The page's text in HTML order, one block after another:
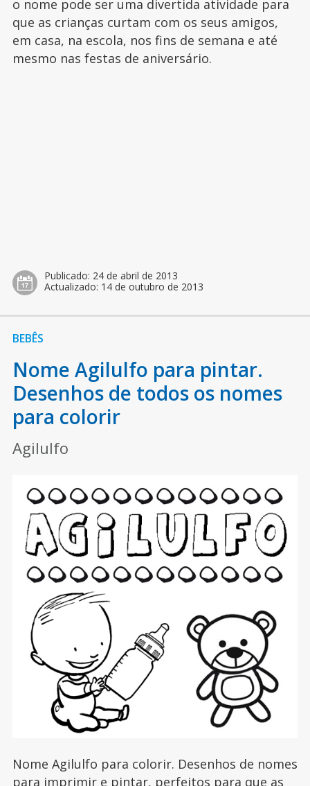
o nome pode ser uma divertida atividade para
que as crianças curtam com os seus amigos,
em casa, na escola, nos fins de semana e até
mesmo nas festas de aniversário.
Publicado: 24 de abril de 2013
Actualizado: 14 de outubro de 2013
BEBÊS
Nome Agilulfo para pintar.
Desenhos de todos os nomes
para colorir
Agilulfo
Nome Agilulfo para colorir. Desenhos de nomes
para imprimir e pintar, perfeitos para que as